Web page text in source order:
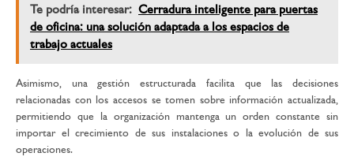
Te podría interesar: Cerradura inteligente para puertas
de oficina: una solución adaptada a los espacios de
trabajo actuales
Asimismo, una gestión estructurada facilita que las decisiones
relacionadas con los accesos se tomen sobre información actualizada,
permitiendo que la organización mantenga un orden constante sin
importar el crecimiento de sus instalaciones o la evolución de sus
operaciones.